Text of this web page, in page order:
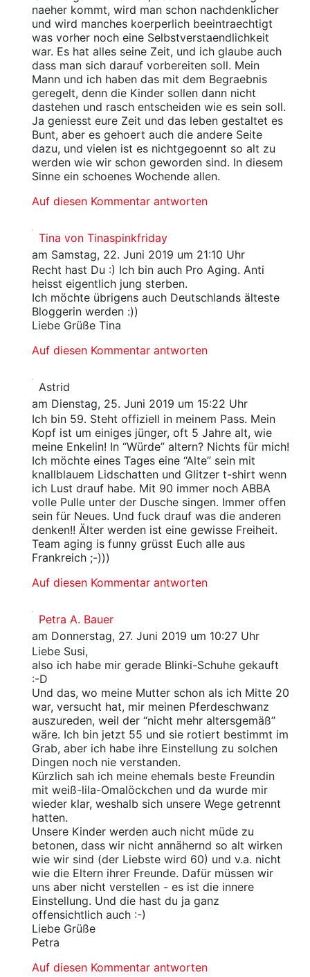
naeher kommt, wird man schon nachdenklicher
und wird manches koerperlich beeintraechtigt
was vorher noch eine Selbstverstaendlichkeit
war. Es hat alles seine Zeit, und ich glaube auch
dass man sich darauf vorbereiten soll. Mein
Mann und ich haben das mit dem Begraebnis
geregelt, denn die Kinder sollen dann nicht
dastehen und rasch entscheiden wie es sein soll.
Ja geniesst eure Zeit und das leben gestaltet es
Bunt, aber es gehoert auch die andere Seite
dazu, und vielen ist es nichtgegoennt so alt zu
werden wie wir schon geworden sind. In diesem
Sinne ein schoenes Wochende allen.
Auf diesen Kommentar antworten
Tina von Tinaspinkfriday
am Samstag, 22. Juni 2019 um 21:10 Uhr
Recht hast Du :) Ich bin auch Pro Aging. Anti
heisst eigentlich jung sterben.
Ich möchte übrigens auch Deutschlands älteste
Bloggerin werden :))
Liebe Grüße Tina
Auf diesen Kommentar antworten
Astrid
am Dienstag, 25. Juni 2019 um 15:22 Uhr
Ich bin 59. Steht offiziell in meinem Pass. Mein
Kopf ist um einiges jünger, oft 5 Jahre alt, wie
meine Enkelin! In “Würde” altern? Nichts für mich!
Ich möchte eines Tages eine “Alte” sein mit
knallblauem Lidschatten und Glitzer t-shirt wenn
ich Lust drauf habe. Mit 90 immer noch ABBA
volle Pulle unter der Dusche singen. Immer offen
sein für Neues. Und fuck drauf was die anderen
denken!! Älter werden ist eine gewisse Freiheit.
Team aging is funny grüsst Euch alle aus
Frankreich ;-)))
Auf diesen Kommentar antworten
Petra A. Bauer
am Donnerstag, 27. Juni 2019 um 10:27 Uhr
Liebe Susi,
also ich habe mir gerade Blinki-Schuhe gekauft
:-D
Und das, wo meine Mutter schon als ich Mitte 20
war, versucht hat, mir meinen Pferdeschwanz
auszureden, weil der “nicht mehr altersgemäß”
wäre. Ich bin jetzt 55 und sie rotiert bestimmt im
Grab, aber ich habe ihre Einstellung zu solchen
Dingen noch nie verstanden.
Kürzlich sah ich meine ehemals beste Freundin
mit weiß-lila-Omalöckchen und da wurde mir
wieder klar, weshalb sich unsere Wege getrennt
hatten.
Unsere Kinder werden auch nicht müde zu
betonen, dass wir nicht annähernd so alt wirken
wie wir sind (der Liebste wird 60) und v.a. nicht
wie die Eltern ihrer Freunde. Dafür müssen wir
uns aber nicht verstellen - es ist die innere
Einstellung. Und die hast du ja ganz
offensichtlich auch :-)
Liebe Grüße
Petra
Auf diesen Kommentar antworten